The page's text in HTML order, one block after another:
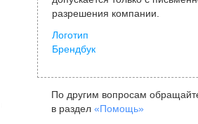
разрешения компании.
Логотип
Брендбук
По другим вопросам
в раздел «Помощь»